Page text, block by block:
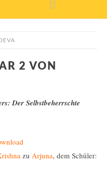
2 VON
Der Selbstbeherrschte
zu Arjuna, dem Schüler: